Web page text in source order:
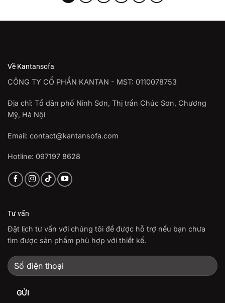
Về Kantansofa
CÔNG TY CỔ PHẦN KANTAN - MST: 0110078753
Địa chỉ: Tổ dân phố Ninh Sơn, Thị trấn Chúc Sơn, Chương
Mỹ, Hà Nội
Email: contact@kantansofa.com
Hotline: 097197 8628
Tư vấn
Đặt lịch tư vấn với chúng tôi để được hỗ trợ nếu bạn chưa
tìm được sản phẩm phù hợp với thiết kế.